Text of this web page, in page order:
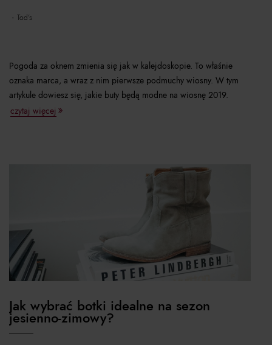
tod's
Pogoda za oknem zmienia się jak w kalejdoskopie. To właśnie
oznaka marca, a wraz z nim pierwsze podmuchy wiosny. W tym
artykule dowiesz się, jakie buty będą modne na wiosnę 2019.
czytaj więcej
Jak wybrać botki idealne na sezon
jesienno-zimowy?